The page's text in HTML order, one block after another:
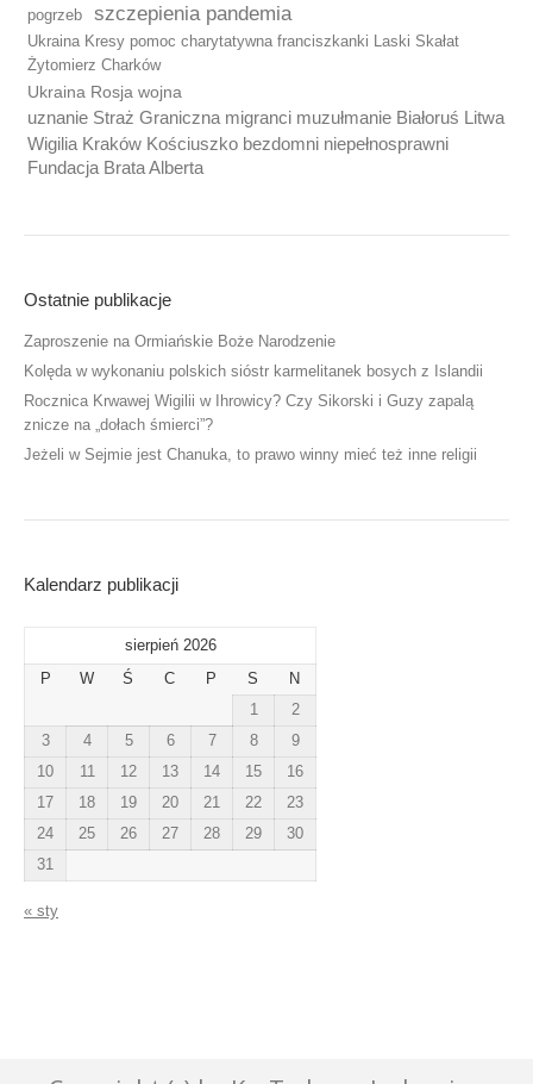
pogrzeb szczepienia pandemia
Ukraina Kresy pomoc charytatywna franciszkanki Laski Skałat
Żytomierz Charków
Ukraina Rosja wojna
uznanie Straż Graniczna migranci muzułmanie Białoruś Litwa
Wigilia Kraków Kościuszko bezdomni niepełnosprawni
Fundacja Brata Alberta
Ostatnie publikacje
Zaproszenie na Ormiańskie Boże Narodzenie
Kolęda w wykonaniu polskich sióstr karmelitanek bosych z Islandii
Rocznica Krwawej Wigilii w Ihrowicy? Czy Sikorski i Guzy zapalą
znicze na „dołach śmierci”?
Jeżeli w Sejmie jest Chanuka, to prawo winny mieć też inne religii
Kalendarz publikacji
sierpień 2026
P
W Ś C P S
N
1
2
3
4 5 6 7 8
9
10
11 12 13 14 15
16
17
18 19 20 21 22
23
24
25 26 27 28 29
30
31
« sty